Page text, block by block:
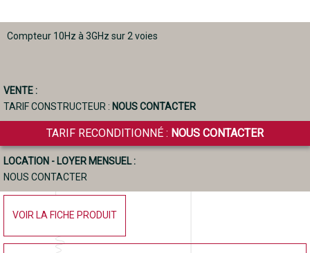
Compteur 10Hz à 3GHz sur 2 voies
VENTE :
TARIF CONSTRUCTEUR : NOUS CONTACTER
TARIF RECONDITIONNÉ : NOUS CONTACTER
LOCATION - LOYER MENSUEL :
NOUS CONTACTER
VOIR LA FICHE PRODUIT